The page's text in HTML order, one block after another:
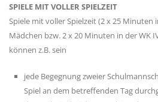
SPIELE MIT VOLLER SPIELZEIT
Spiele mit voller Spielzeit (2 x 25 Minuten
Mädchen bzw. 2 x 20 Minuten in der WK
können z.B. sein
jede Begegnung zweier
Spiel an dem betreffenden Tag